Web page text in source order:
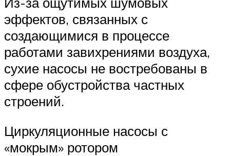
эффектов, связанных с
создающимися в процессе
работами завихрениями воздуха,
сухие насосы не востребованы в
сфере обустройства частных
строений.
Циркуляционные насосы с
«мокрым» ротором